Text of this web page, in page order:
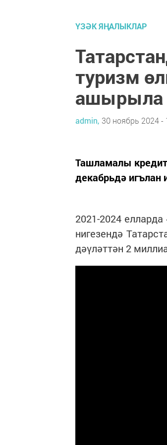
ҮЗӘК ЯҢАЛЫКЛАР
туризм
ашырыла
admin, 30 ноябрь 2024 -
Ташламалы
декабрьдә игълан
2021-2024
нигезендә
дәүләттән 2